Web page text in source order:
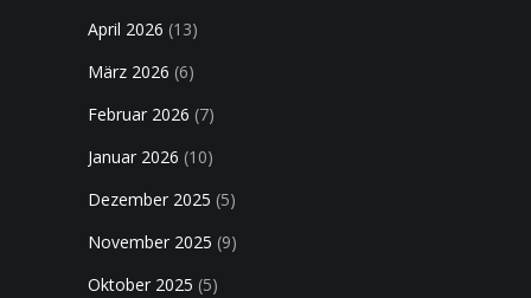
April 2026 (13)
März 2026 (6)
Februar 2026 (7)
Januar 2026 (10)
Dezember 2025 (5)
November 2025 (9)
Oktober 2025 (5)